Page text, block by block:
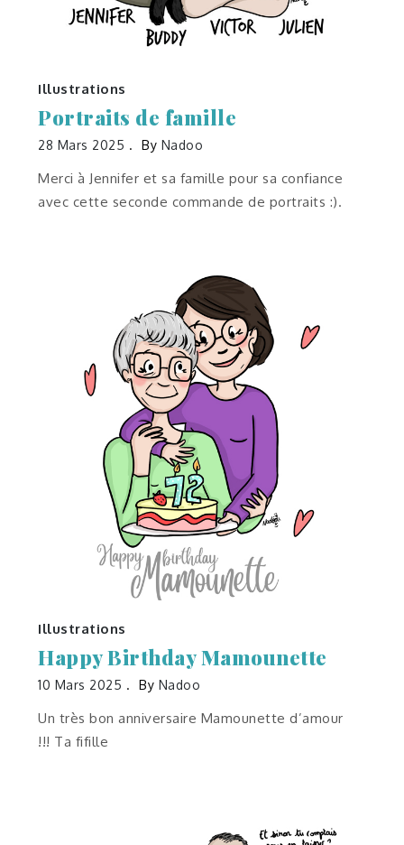
Illustrations
Portraits de famille
28 Mars 2025 By Nadoo
Merci à Jennifer et sa famille pour sa confiance
avec cette seconde commande de portraits :).
Illustrations
Happy Birthday Mamounette
10 Mars 2025 By Nadoo
Un très bon anniversaire Mamounette d’amour
!!! Ta fifille